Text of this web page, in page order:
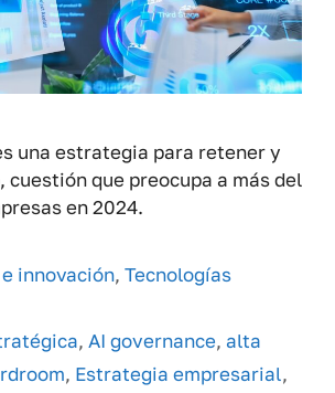
una estrategia para retener y
que preocupa a más del
en 2024.
innovación,Tecnologías
, AI governance,alta
, Estrategia empresarial,